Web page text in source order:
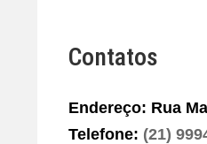
Contatos
Endereço: Rua
Telefone: (21)